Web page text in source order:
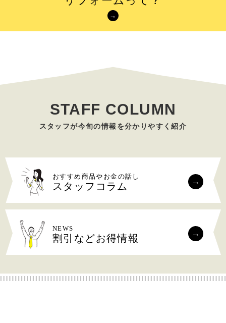
STAFF COLUMN
おすすめ商品やお金の話し
スタッフコラム
NEWS
割引などお得情報